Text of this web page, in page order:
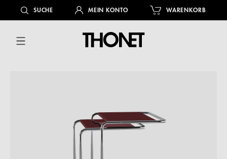
springenSUCHE MEIN KONTO WARENKORB